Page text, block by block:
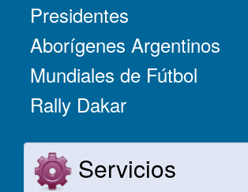
Presidentes
Aborígenes Argentinos
Mundiales de Fútbol
Rally Dakar
Servicios